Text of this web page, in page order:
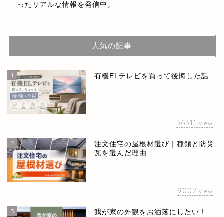
ったリアルな情報を発信中。
人気の記事
1 有機ELテレビを買って後悔した話
36311 view
2
注文住宅の屋根材選び｜種類と防災
瓦を選んだ理由
9002 view
3 我が家の外観をお洒落にしたい！